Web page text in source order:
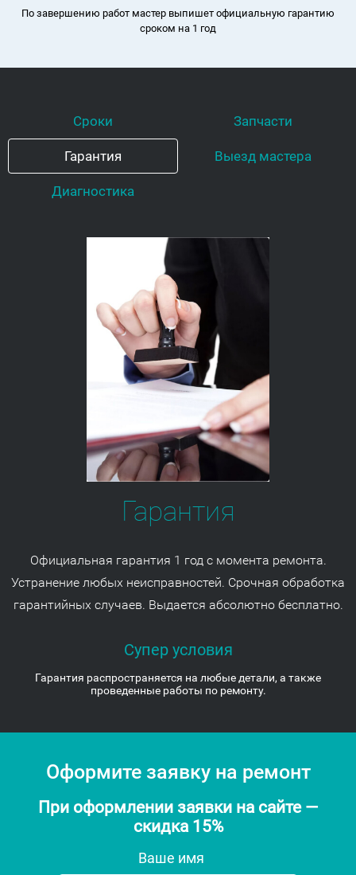
По завершению работ мастер выпишет официальную гарантию
сроком на 1 год
Сроки Запчасти
Гарантия Выезд мастера
Диагностика
Гарантия
Официальная гарантия 1 год с момента ремонта.
Устранение любых неисправностей. Срочная обработка
гарантийных случаев. Выдается абсолютно бесплатно.
Супер условия
Гарантия распространяется на любые детали, а также
проведенные работы по ремонту.
Оформите заявку на ремонт
При оформлении заявки на сайте —
скидка 15%
Ваше имя